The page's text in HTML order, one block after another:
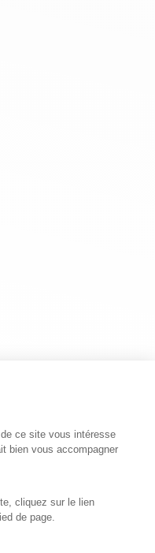
ce site vous intéresse
bien vous accompagner
cliquez sur le lien
de page.